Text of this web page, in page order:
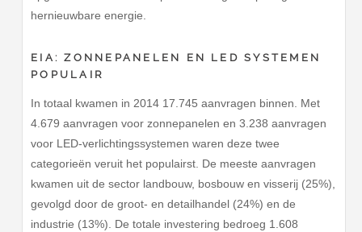
hernieuwbare energie.
EIA: ZONNEPANELEN EN LED SYSTEMEN
POPULAIR
In totaal kwamen in 2014 17.745 aanvragen binnen. Met
4.679 aanvragen voor zonnepanelen en 3.238 aanvragen
voor LED-verlichtingssystemen waren deze twee
categorieën veruit het populairst. De meeste aanvragen
kwamen uit de sector landbouw, bosbouw en visserij (25%),
gevolgd door de groot- en detailhandel (24%) en de
industrie (13%). De totale investering bedroeg 1.608